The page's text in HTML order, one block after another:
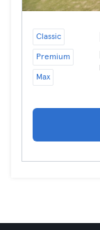
Classic
Premium
Max